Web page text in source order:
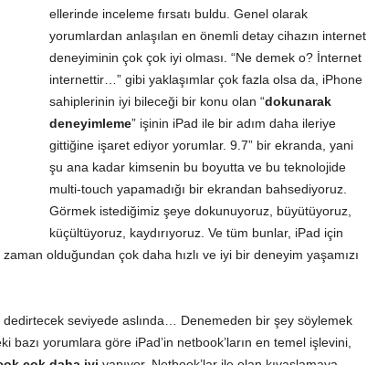
ellerinde inceleme fırsatı buldu. Genel olarak
yorumlardan anlaşılan en önemli detay cihazın internet
deneyiminin çok çok iyi olması. “Ne demek o? İnternet
internettir…” gibi yaklaşımlar çok fazla olsa da, iPhone
sahiplerinin iyi bileceği bir konu olan “dokunarak
deneyimleme” işinin iPad ile bir adım daha ileriye
gittiğine işaret ediyor yorumlar. 9.7” bir ekranda, yani
şu ana kadar kimsenin bu boyutta ve bu teknolojide
multi-touch yapamadığı bir ekrandan bahsediyoruz.
Görmek istediğimiz şeye dokunuyoruz, büyütüyoruz,
küçültüyoruz, kaydırıyoruz. Ve tüm bunlar, iPad için
olduğundan çok daha hızlı ve iyi bir deneyim yaşamızı
dedirtecek seviyede aslında… Denemeden bir şey söylemek
bazı yorumlara göre iPad’in netbook’ların en temel işlevini,